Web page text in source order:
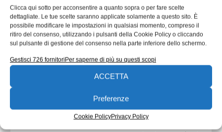
Clicca qui sotto per acconsentire a quanto sopra o per fare scelte
dettagliate. Le tue scelte saranno applicate solamente a questo sito. È
possibile modificare le impostazioni in qualsiasi momento, compreso il
ritiro del consenso, utilizzando i pulsanti della Cookie Policy o cliccando
sul pulsante di gestione del consenso nella parte inferiore dello schermo.
Gestisci 726 fornitoriPer saperne di più su questi scopi
ACCETTA
Preferenze
Cookie PolicyPrivacy Policy
CONTENUTI SPONSORIZZATI